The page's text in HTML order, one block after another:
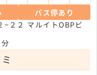
バス停あり
−２２ マルイトOBPビ